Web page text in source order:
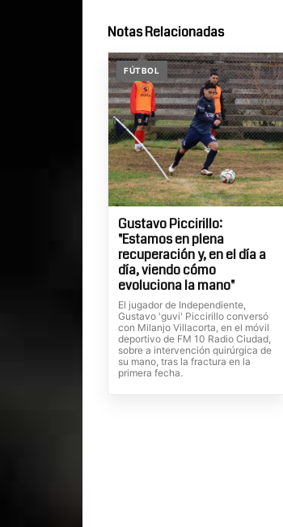
Notas Relacionadas
FÚTBOL
Gustavo Piccirillo:
"Estamos en plena
recuperación y, en el día a
día, viendo cómo
evoluciona la mano"
El jugador de Independiente,
Gustavo 'guvi' Piccirillo conversó
con Milanjo Villacorta, en el móvil
deportivo de FM 10 Radio Ciudad,
sobre a intervención quirúrgica de
su mano, tras la fractura en la
primera fecha.